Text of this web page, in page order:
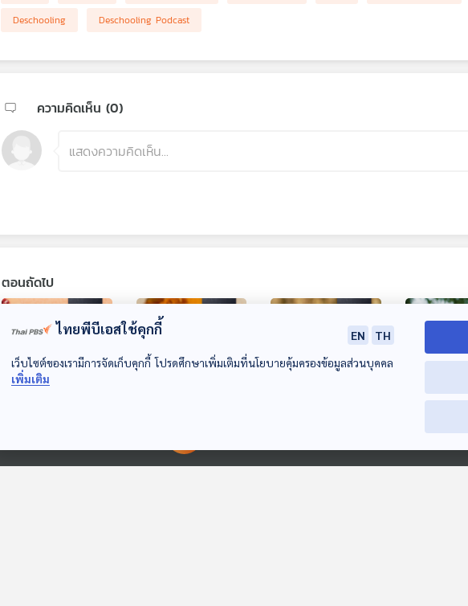
Deschooling
Deschooling Podcast
ความคิดเห็น (0)
ตอนถัดไป
ถั่ว 3 สี เพิ่มพรีไบโอ
ติกส์
Deschooling Podcast
ฝักทอง ไม่ลองไม่รู้
Deschooling Podcast
ประโยชน์รอบด้าน
Deschooling Podcast
หวาน ด้วย
โปรตีนให้พอ
ไทยพีบีเอสใช้คุกกี้ EN
TH
เว็บไซต์ของเรามีการจัดเก็บคุกกี้ โปรดศึกษาเพิ่มเติมที่นโยบายคุ้มครองข้อมูลส่วนบุคคล
เพิ่มเติม